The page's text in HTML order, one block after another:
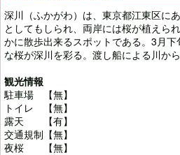
深川（ふかがわ）は、東京都江東区に
としてもしられ、両岸には桜が植えら
かに散歩出来るスポットである。3月
な桜が深川を彩る。渡し船による川か
観光情報
駐車場 【無】
トイレ 【無】
露天 【有】
交通規制【無】
夜桜 【無】